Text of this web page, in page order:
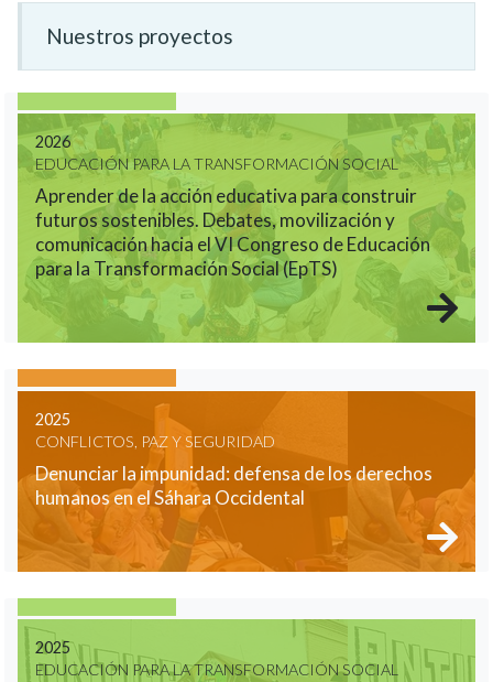
Nuestros proyectos
2026
EDUCACIÓN PARA LA TRANSFORMACIÓN SOCIAL
Aprender de la acción educativa para construir
futuros sostenibles. Debates, movilización y
comunicación hacia el VI Congreso de Educación
para la Transformación Social (EpTS)
2025
CONFLICTOS, PAZ Y SEGURIDAD
Denunciar la impunidad: defensa de los derechos
humanos en el Sáhara Occidental
2025
EDUCACIÓN PARA LA TRANSFORMACIÓN SOCIAL